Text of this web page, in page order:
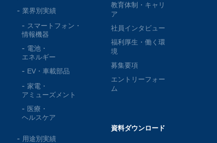
業界別実績
スマートフォン・
情報機器
電池・
エネルギー
EV・車載部品
家電・
アミューズメント
医療・
ヘルスケア
用途別実績
教育体制・キャリ
ア
社員インタビュー
福利厚生・働く環
境
募集要項
エントリーフォー
ム
資料ダウンロード